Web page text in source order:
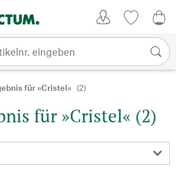
für »Cristel« (2)
für »Cristel« (2)